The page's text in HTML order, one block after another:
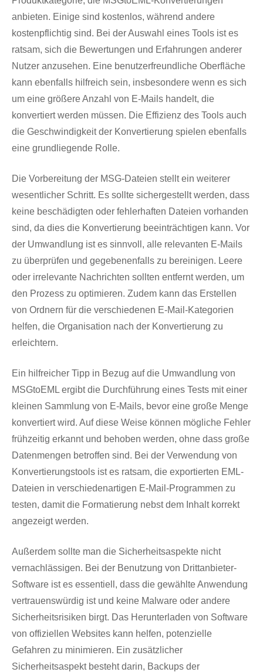
anbieten. Einige sind kostenlos, während andere
kostenpflichtig sind. Bei der Auswahl eines Tools ist es
ratsam, sich die Bewertungen und Erfahrungen anderer
Nutzer anzusehen. Eine benutzerfreundliche Oberfläche
kann ebenfalls hilfreich sein, insbesondere wenn es sich
um eine größere Anzahl von E-Mails handelt, die
konvertiert werden müssen. Die Effizienz des Tools auch
die Geschwindigkeit der Konvertierung spielen ebenfalls
eine grundliegende Rolle.
Die Vorbereitung der MSG-Dateien stellt ein weiterer
wesentlicher Schritt. Es sollte sichergestellt werden, dass
keine beschädigten oder fehlerhaften Dateien vorhanden
sind, da dies die Konvertierung beeinträchtigen kann. Vor
der Umwandlung ist es sinnvoll, alle relevanten E-Mails
zu überprüfen und gegebenenfalls zu bereinigen. Leere
oder irrelevante Nachrichten sollten entfernt werden, um
den Prozess zu optimieren. Zudem kann das Erstellen
von Ordnern für die verschiedenen E-Mail-Kategorien
helfen, die Organisation nach der Konvertierung zu
erleichtern.
Ein hilfreicher Tipp in Bezug auf die Umwandlung von
MSGtoEML ergibt die Durchführung eines Tests mit einer
kleinen Sammlung von E-Mails, bevor eine große Menge
konvertiert wird. Auf diese Weise können mögliche Fehler
frühzeitig erkannt und behoben werden, ohne dass große
Datenmengen betroffen sind. Bei der Verwendung von
Konvertierungstools ist es ratsam, die exportierten EML-
Dateien in verschiedenartigen E-Mail-Programmen zu
testen, damit die Formatierung nebst dem Inhalt korrekt
angezeigt werden.
Außerdem sollte man die Sicherheitsaspekte nicht
vernachlässigen. Bei der Benutzung von Drittanbieter-
Software ist es essentiell, dass die gewählte Anwendung
vertrauenswürdig ist und keine Malware oder andere
Sicherheitsrisiken birgt. Das Herunterladen von Software
von offiziellen Websites kann helfen, potenzielle
Gefahren zu minimieren. Ein zusätzlicher
Sicherheitsaspekt besteht darin, Backups der